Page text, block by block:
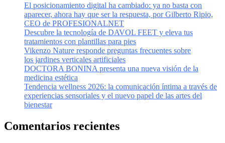
El posicionamiento digital ha cambiado: ya no basta con
aparecer, ahora hay que ser la respuesta, por Gilberto Ripio,
CEO de PROFESIONALNET
Descubre la tecnología de DAVOL FEET y eleva tus
tratamientos con plantillas para pies
Vikenzo Nature responde preguntas frecuentes sobre
los jardines verticales artificiales
DOCTORA BONINA presenta una nueva visión de la
medicina estética
Tendencia wellness 2026: la comunicación íntima a través de
experiencias sensoriales y el nuevo papel de las artes del
bienestar
Comentarios recientes